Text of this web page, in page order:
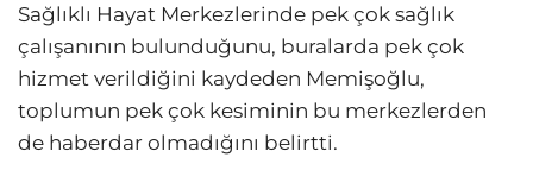
Sağlıklı Hayat Merkezlerinde pek çok sağlık
çalışanının bulunduğunu, buralarda pek çok
hizmet verildiğini kaydeden Memişoğlu,
toplumun pek çok kesiminin bu merkezlerden
de haberdar olmadığını belirtti.